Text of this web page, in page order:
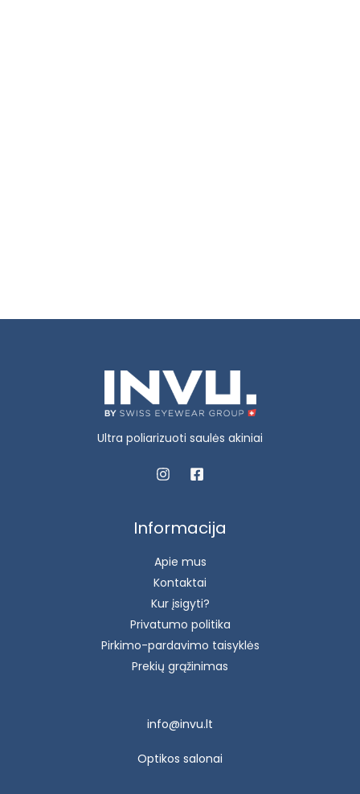
Ultra poliarizuoti saulės akiniai
Informacija
Apie mus
Kontaktai
Kur įsigyti?
Privatumo politika
Pirkimo-pardavimo taisyklės
Prekių grąžinimas
info@invu.lt
Optikos salonai